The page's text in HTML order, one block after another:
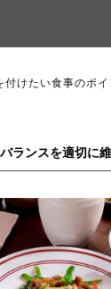
けたい食事のポ
ランスを適切に